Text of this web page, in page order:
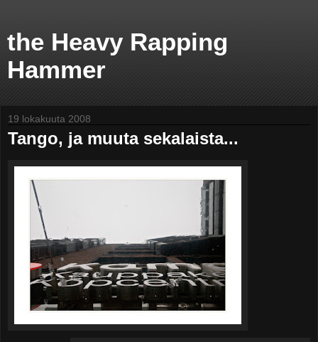
the Heavy Rapping
Hammer
19 lokakuuta 2008
Tango, ja muuta sekalaista...